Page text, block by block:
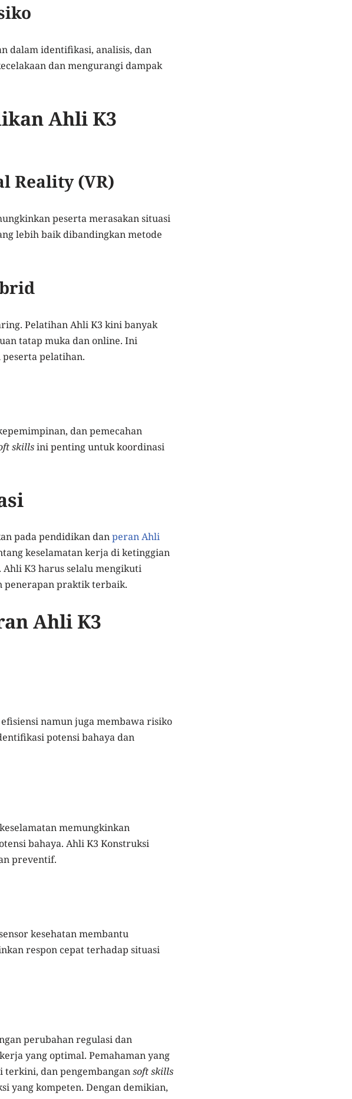
dalam identifikasi, analisis, dan
dan mengurangi dampak
Ahli K3
Reality (VR)
peserta merasakan situasi
lebih baik dibandingkan metode
Pelatihan Ahli K3 kini banyak
tatap muka dan online. Ini
pelatihan.
dan pemecahan
skillsini penting untuk koordinasi
pada pendidikan danperan Ahli
keselamatan kerja di ketinggian
K3 harus selalu mengikuti
penerapan praktik terbaik.
Ahli K3
namun juga membawa risiko
potensi bahaya dan
memungkinkan
bahaya. Ahli K3 Konstruksi
preventif.
kesehatan membantu
respon cepat terhadap situasi
perubahan regulasi dan
yang optimal. Pemahaman yang
terkini, dan pengembangansoft skills
yang kompeten. Dengan demikian,